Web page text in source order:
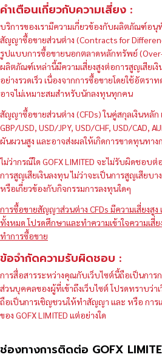
คำเตือนเกี่ยวกับความเสี่ยง :
บริการของเรามีความเกี่ยวข้องกับผลิตภัณฑ์อนุ
สัญญาซื้อขายส่วนต่าง (Contracts for
รูปแบบการซื้อขายนอกตลาดหลักทรัพย์
ผลิตภัณฑ์เหล่านี้มีความเสี่ยงสูงต่อการสูญเสีย
อย่างรวดเร็ว เนื่องจากการซื้อขายโดยใช้อัตรา
อาจไม่เหมาะสมสำหรับนักลงทุนทุกคน
สัญญาซื้อขายส่วนต่าง (CFDs) ในคู่สกุลเงินหลัก
GBP/USD, USD/JPY, USD/CHF, USD/CAD,
ผันผวนสูง และอาจส่งผลให้เกิดการขาดทุนทาง
ไม่ว่ากรณีใด GOFX LIMITED จะไม่รับผิดชอ
การสูญเสียเงินลงทุน ไม่ว่าจะเป็นการสูญเสียบ
หรือเกี่ยวข้องกับกิจกรรมการลงทุนใดๆ
การซื้อขายสัญญาส่วนต่าง CFDs มีความเสี่ยงสู
ทั้งหมด โปรดศึกษาและทำความเข้าใจความเสี่
ทำการซื้อขาย
ข้อจำกัดความรับผิดชอบ :
การสื่อสารระหว่างคุณกับเว็บไซต์นี้ถือเป็นการ
ส่วนบุคคลของผู้ที่เข้าถึงเว็บไซต์ โปรดทราบว่
ถือเป็นการเชิญชวนให้ทำสัญญา และ หรือ การ
ของ GOFX LIMITED แต่อย่างใด
ช่องทางการติดต่อ GOFX